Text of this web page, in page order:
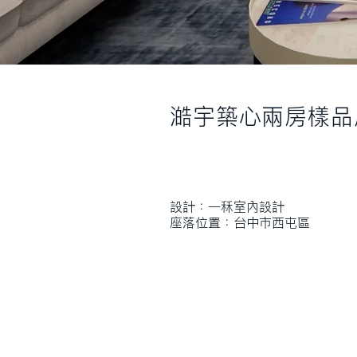
澔宇築心兩房樣
設計：一秝室內設計
座落位置：台中市西屯區